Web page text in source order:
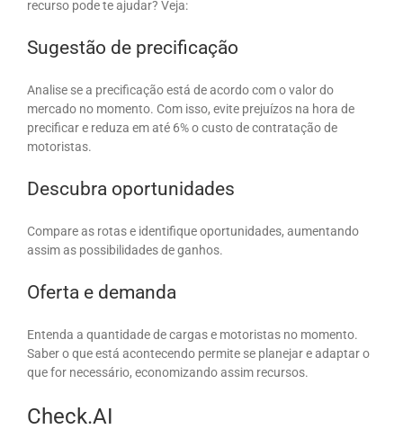
recurso pode te ajudar? Veja:
Sugestão de precificação
Analise se a precificação está de acordo com o valor do
mercado no momento. Com isso, evite prejuízos na hora de
precificar e reduza em até 6% o custo de contratação de
motoristas.
Descubra oportunidades
Compare as rotas e identifique oportunidades, aumentando
assim as possibilidades de ganhos.
Oferta e demanda
Entenda a quantidade de cargas e motoristas no momento.
Saber o que está acontecendo permite se planejar e adaptar o
que for necessário, economizando assim recursos.
Check.AI